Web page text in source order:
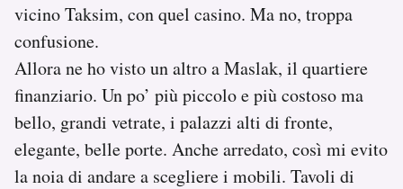
vicino Taksim, con quel casino. Ma no, troppa
confusione.
Allora ne ho visto un altro a Maslak, il quartiere
finanziario. Un po’ più piccolo e più costoso ma
bello, grandi vetrate, i palazzi alti di fronte,
elegante, belle porte. Anche arredato, così mi evito
la noia di andare a scegliere i mobili. Tavoli di